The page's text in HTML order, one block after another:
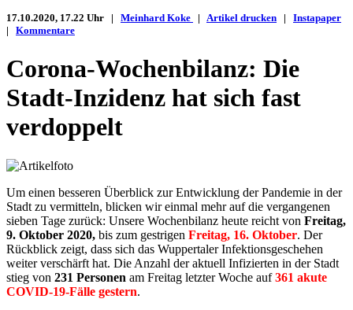
17.10.2020, 17.22 Uhr | Meinhard Koke | Artikel drucken | Instapaper
| Kommentare
Corona-Wochenbilanz: Die
Stadt-Inzidenz hat sich fast
verdoppelt
Um einen besseren Überblick zur Entwicklung der Pandemie in der
Stadt zu vermitteln, blicken wir einmal mehr auf die vergangenen
sieben Tage zurück: Unsere Wochenbilanz heute reicht von Freitag,
9. Oktober 2020, bis zum gestrigen Freitag, 16. Oktober. Der
Rückblick zeigt, dass sich das Wuppertaler Infektionsgeschehen
weiter verschärft hat. Die Anzahl der aktuell Infizierten in der Stadt
stieg von 231 Personen am Freitag letzter Woche auf361 akute
COVID-19-Fälle gestern.